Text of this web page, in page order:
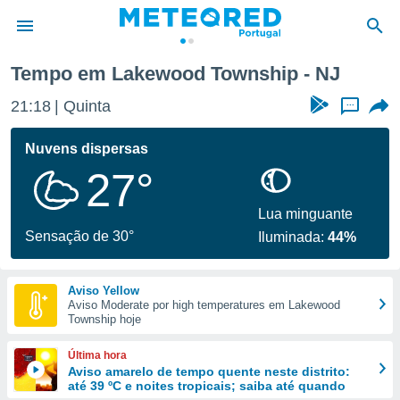
da
foi
fornecidas
a este
das
e
forma
digital
Tempo em Lakewood Township - NJ
21:18 Quinta ...
Nuvens dispersas
27°
Sensação de 30°
Lua minguante
Iluminada:44%
Aviso Yellow
Aviso Moderate por high temperatures em Lakewood
Township hoje
Última hora
Aviso amarelo de tempo quente neste distrito:
até 39 ºC e noites tropicais; saiba até quando